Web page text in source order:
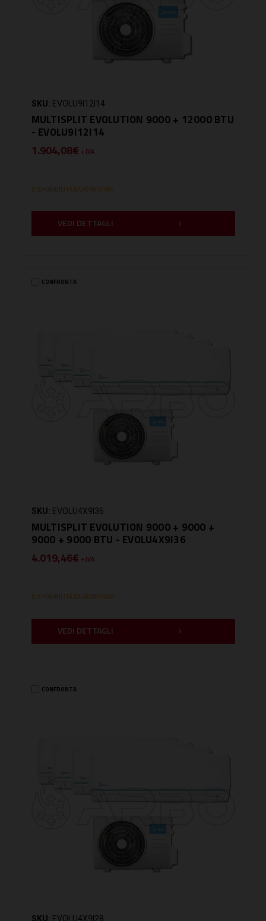
SKU: EVOLU9I12I14
MULTISPLIT EVOLUTION 9000 + 12000 BTU
- EVOLU9I12I14
1.904,08€ + IVA
DISPONIBILITÀ DA VERIFICARE
VEDI DETTAGLI
CONFRONTA
SKU: EVOLU4X9I36
MULTISPLIT EVOLUTION 9000 + 9000 +
9000 + 9000 BTU - EVOLU4X9I36
4.019,46€ + IVA
DISPONIBILITÀ DA VERIFICARE
VEDI DETTAGLI
CONFRONTA
SKU: EVOLU4X9I28